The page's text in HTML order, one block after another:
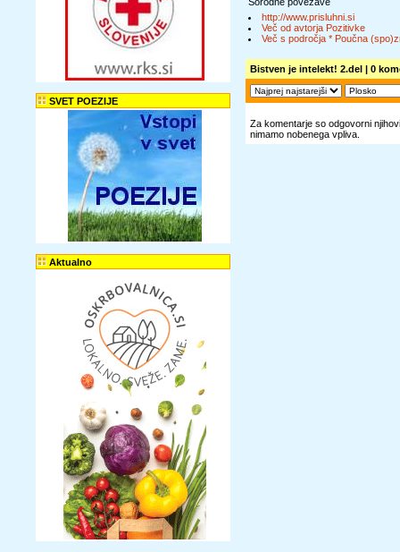
SVET POEZIJE
Aktualno
http://www.prisluhni.si
Več od avtorja Pozitivke
Več s področja * Poučna
Bistven je intelekt! 2.del | 0
Za komentarje so odgovorni
nimamo nobenega vpliva.